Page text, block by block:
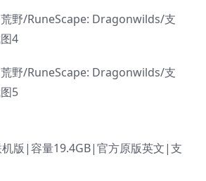
版|容量19.4GB|官方原版英文|支